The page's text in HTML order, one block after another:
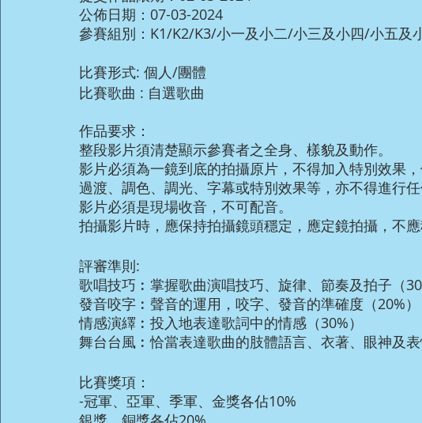
公佈日期：07-03-2024
參賽組別：K1/K2/K3/小一及小二/小三及小四/小五及
比賽形式: 個人/團體
比賽歌曲 : 自選歌曲
作品要求：
整段影片須清楚顯示參賽者之全身、樣貌及動作。
影片必須為一鏡到底的拍攝原片，不得加入特別效果
過渡、調色、調光、字幕或特別效果等，亦不得進行任
影片必須是現場收音，不可配音。
拍攝影片時，應保持拍攝鏡頭穩定，應定鏡拍攝，不應
評審準則:
歌唱技巧︰掌握歌曲演唱技巧、旋律、節奏及拍子（
發音咬字︰聲音的運用，咬字、發音的準確度（20%）
情感演繹︰投入地表達歌詞中的情感（30%）
舞台台風︰恰當表達歌曲的肢體語言、衣著、眼神及表
比賽獎項：
-冠軍、亞軍、季軍、金獎各佔10%